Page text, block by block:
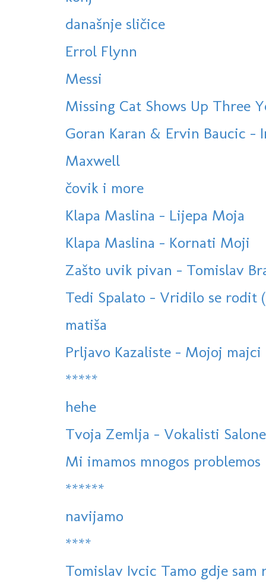
današnje sličice
Errol Flynn
Messi
Missing Cat Shows Up Three
Goran Karan & Ervin Baucic -
Maxwell
čovik i more
Klapa Maslina - Lijepa Moja
Klapa Maslina - Kornati Moji
Zašto uvik pivan - Tomislav
Tedi Spalato - Vridilo se rodit
matiša
Prljavo Kazaliste - Mojoj majci
*****
hehe
Tvoja Zemlja - Vokalisti Salone
Mi imamos mnogos problemos
******
navijamo
****
Tomislav Ivcic Tamo gdje sam